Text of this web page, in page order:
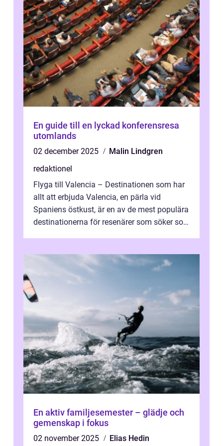
En guide till en lyckad konferensresa
utomlands
02 december 2025
Malin Lindgren
redaktionel
Flyga till Valencia – Destinationen som har
allt att erbjuda Valencia, en pärla vid
Spaniens östkust, är en av de mest populära
destinationerna för resenärer som söker sol,
En aktiv familjesemester – glädje och
gemenskap i fokus
02 november 2025
Elias Hedin